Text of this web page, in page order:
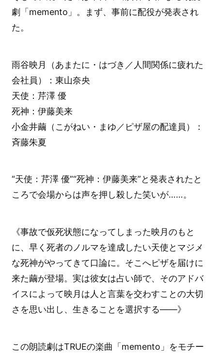
劇「memento」。まず、事前に配役が発表され
た。
雨谷映月（あまたに・はづき／人間関係に疲れた
会社員）：東山奈央
天使：芹澤 優
死神：伊藤美来
小金井繭（こがねい・まゆ／ピザ屋の配達員）：
斉藤朱夏
“天使：芹澤 優”“死神：伊藤美来”と発表されたと
ころで会場からは声を押し殺した笑いが……。
《事故で仮死状態になってしまった映月のもと
に、早く死者のノルマを達成したい天使とマジメ
な死神がやってきて口論に。そこへピザを届けに
来た繭が登場。実は彼女は占い師で、そのアドバ
イスによって映月は人と言葉を交わすことの大切
さを思い出し、生きることを選択する――》
この朗読劇はTRUEの楽曲「memento」をモチー